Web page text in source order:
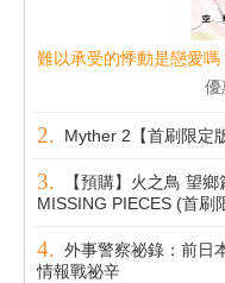
難以承受的悸動是戀愛嗎
優
Myther 2【首刷限定
【預購】火之鳥 望
MISSING PIECES (首刷
外事警察祕錄：前日
情報戰祕辛